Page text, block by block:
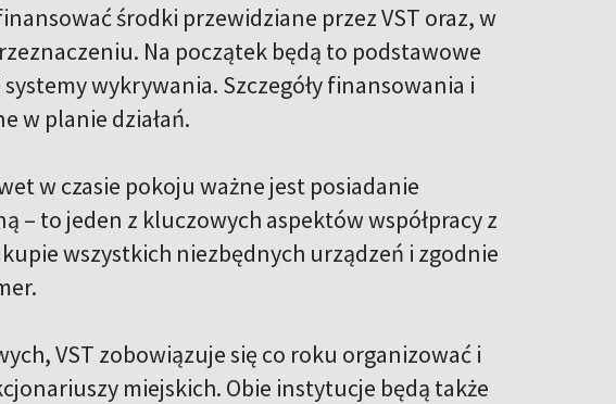
środki przewidziane przez VST oraz, w
Na początek będą to podstawowe
wykrywania. Szczegóły finansowania i
w planie działań.
w czasie pokoju ważne jest posiadanie
to jeden z kluczowych aspektów współpracy z
wszystkich niezbędnych urządzeń i zgodnie
VST zobowiązuje się co roku organizować i
miejskich. Obie instytucje będą także